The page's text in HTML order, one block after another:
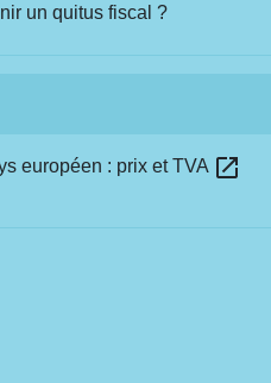
un quitus fiscal ?
européen : prix et TVA open_in_new